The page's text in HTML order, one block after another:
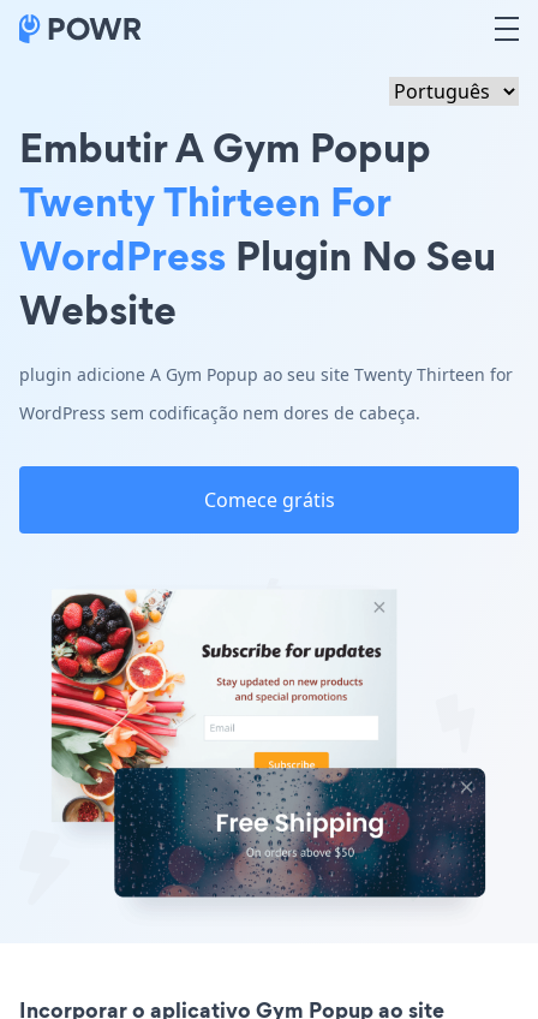
Embutir A Gym Popup
Twenty Thirteen For
WordPress Plugin No Seu
Website
plugin adicione A Gym Popup ao seu site Twenty Thirteen for
WordPress sem codificação nem dores de cabeça.
Comece grátis
Incorporar o aplicativo Gym Popup ao site